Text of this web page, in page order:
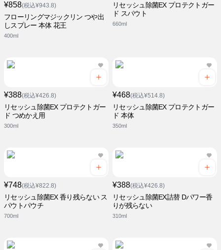
¥858(税込¥943.8)
フローリングマジックリン つや出
しスプレー 本体 花王
400ml
リセッシュ除菌EX プロテクトガー
ド スパウト
660ml
¥388(税込¥426.8)
リセッシュ除菌EX プロテクトガー
ド つめかえ用
300ml
¥468(税込¥514.8)
リセッシュ除菌EX プロテクトガー
ド 本体
350ml
¥748(税込¥822.8)
リセッシュ除菌EX 香り残らない ス
パウトパウチ
700ml
¥388(税込¥426.8)
リセッシュ除菌EX詰替 Dパワー香
りが残らない
310ml